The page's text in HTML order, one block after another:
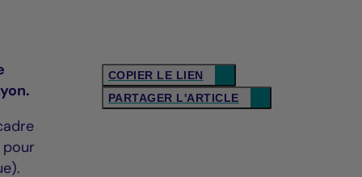
COPIER LE LIEN
PARTAGER L'ARTICLE
pour